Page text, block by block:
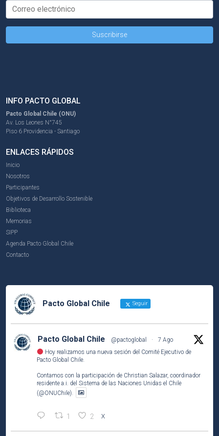
INFO PACTO GLOBAL
Pacto Global Chile (ONU)
Av. Los Leones N°745
Piso 6 Providencia - Santiago
ENLACES RÁPIDOS
Inicio
Nosotros
Participantes
Objetivos de Desarrollo Sostenible
Biblioteca
Memorias
SIPP
Agenda Pacto Global Chile
Contacto
Pacto Global Chile Seguir
Pacto Global Chile @pactoglobal ·
7 Ago
Hoy realizamos una nueva sesión del Comité Ejecutivo de
Pacto Global Chile.
Contamos con la participación de Christian Salazar, coordinador
residente a.i. del Sistema de las Naciones Unidas el Chile
(@ONUChile).
1 2 X